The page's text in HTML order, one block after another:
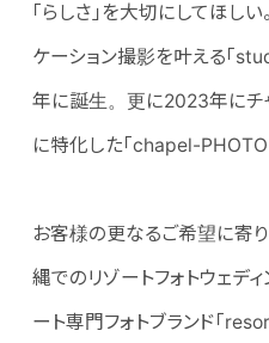
「らしさ」を大切にしてほし
ケーション撮影を叶える「
年に誕生。更に2023年にチ
に特化した「chapel-PHOTO
お客様の更なるご希望に寄り
縄でのリゾートフォトウェデ
ート専門フォトブランド「